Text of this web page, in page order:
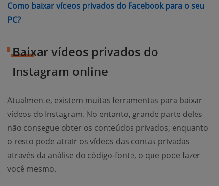
Como baixar vídeos privados do Facebook para o seu
PC?(opens new window)
Baixar vídeos privados do
Instagram online
Atualmente, existem muitas ferramentas para baixar
vídeos do Instagram. No entanto, grande parte deles
não consegue obter os conteúdos privados, enquanto
o resto pode atrair os vídeos das contas privadas
através da análise do código-fonte, o que pode fazer
você mesmo.